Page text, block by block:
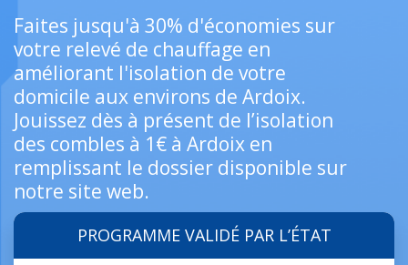
Faites jusqu'à 30% d'économies sur
votre relevé de chauffage en
améliorant l'isolation de votre
domicile aux environs de Ardoix.
Jouissez dès à présent de l’isolation
des combles à 1€ à Ardoix en
remplissant le dossier disponible sur
notre site web.
PROGRAMME VALIDÉ PAR L’ÉTAT